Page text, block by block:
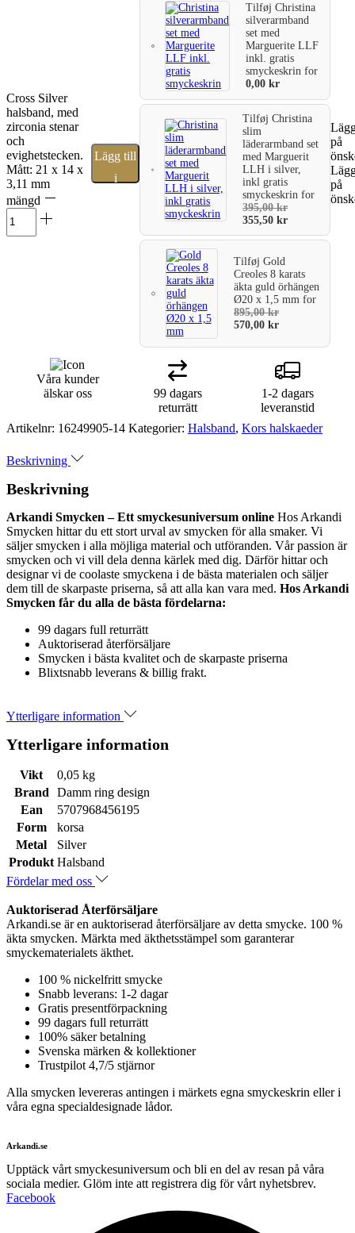
Cross Silver
halsband, med
zirconia stenar
och
evighetstecken.
Mått: 21 x 14 x
3,11 mm
mängd
Lägg till
i
TilføjChristina
silverarmband
set med
Marguerite LLF
inkl. gratis
smyckeskrinfor
0,00kr
TilføjChristina
slim
läderarmband set
med Marguerit
LLH i silver,
inkl gratis
smyckeskrinfor
395,00kr
355,50kr
TilføjGold
Creoles 8 karats
äkta guld örhängen
Ø20 x 1,5 mmfor
895,00kr
570,00kr
på
på
Våra kunder
älskar oss
99 dagars
returrätt
1-2 dagars
leveranstid
Artikelnr: 16249905-14 Kategorier: Halsband, Kors halskaeder
Beskrivning
Beskrivning
Arkandi Smycken – Ett smyckesuniversum online Hos Arkandi
Smycken hittar du ett stort urval av smycken för alla smaker. Vi
säljer smycken i alla möjliga material och utföranden. Vår passion är
smycken och vi vill dela denna kärlek med dig. Därför hittar och
designar vi de coolaste smyckena i de bästa materialen och säljer
dem till de skarpaste priserna, så att alla kan vara med. Hos Arkandi
Smycken får du alla de bästa fördelarna:
99 dagars full returrätt
Auktoriserad återförsäljare
Smycken i bästa kvalitet och de skarpaste priserna
Blixtsnabb leverans & billig frakt.
Ytterligare information
Ytterligare information
Vikt
0,05 kg
Brand
Damm ring design
Ean
5707968456195
Form
korsa
Metal
Silver
Produkt Halsband
Fördelar med oss
Auktoriserad Återförsäljare
Arkandi.se är en auktoriserad återförsäljare av detta smycke. 100 %
äkta smycken. Märkta med äkthetsstämpel som garanterar
smyckematerialets äkthet.
100 % nickelfritt smycke
Snabb leverans: 1-2 dagar
Gratis presentförpackning
99 dagars full returrätt
100% säker betalning
Svenska märken & kollektioner
Trustpilot 4,7/5 stjärnor
Alla smycken levereras antingen i märkets egna smyckeskrin eller i
våra egna specialdesignade lådor.
Arkandi.se
Upptäck vårt smyckesuniversum och bli en del av resan på våra
sociala medier. Glöm inte att registrera dig för vårt nyhetsbrev.
Facebook